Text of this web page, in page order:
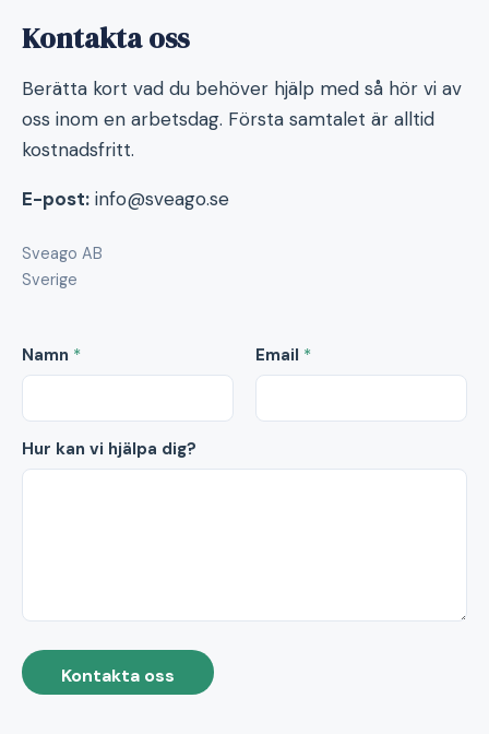
Kontakta oss
Berätta kort vad du behöver hjälp med så hör vi av
oss inom en arbetsdag. Första samtalet är alltid
kostnadsfritt.
E-post: info@sveago.se
Sveago AB
Sverige
Namn * Email *
Hur kan vi hjälpa dig?
Kontakta oss